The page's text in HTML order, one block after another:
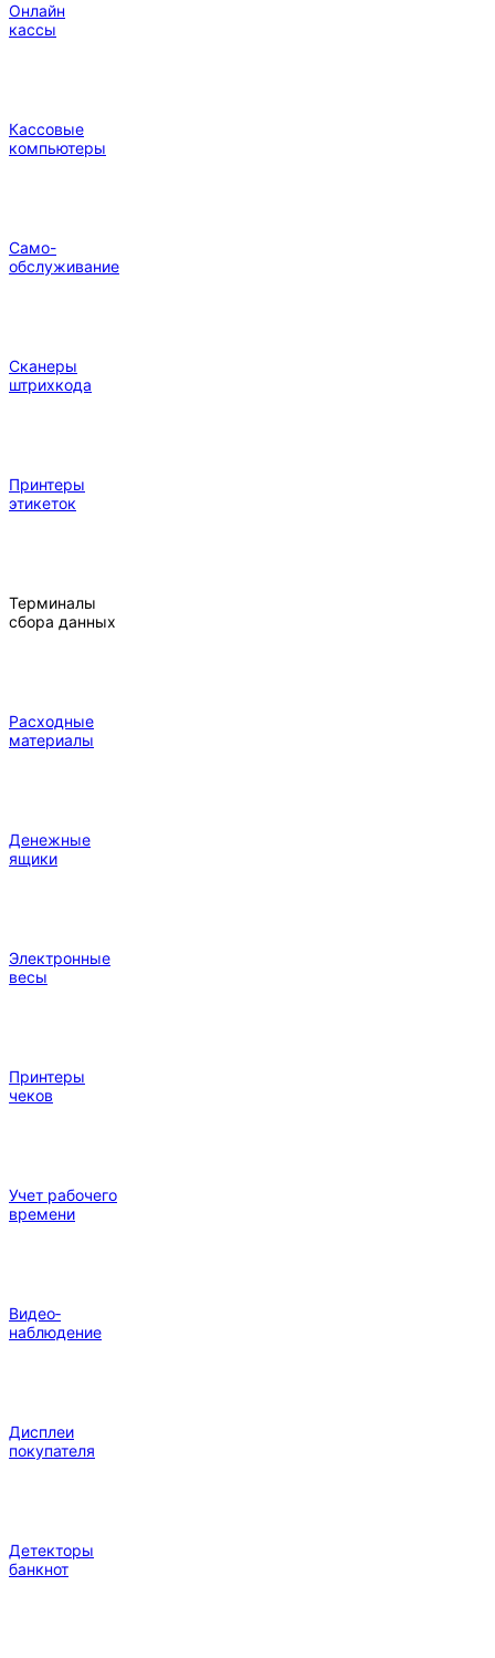
Онлайн
кассы
Кассовые
компьютеры
Само-
обслуживание
Сканеры
штрихкода
Принтеры
этикеток
Терминалы
сбора данных
Расходные
материалы
Денежные
ящики
Электронные
весы
Принтеры
чеков
Учет рабочего
времени
Видео‑
наблюдение
Дисплеи
покупателя
Детекторы
банкнот